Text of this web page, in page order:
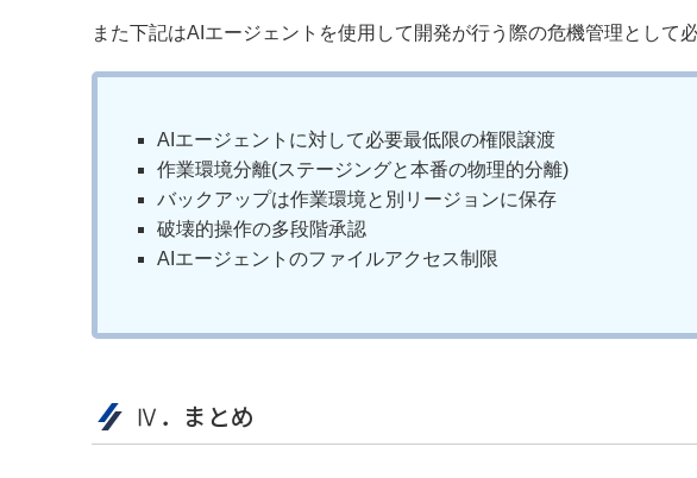
また下記はAIエージェントを使用して開発が行う際の危機管理として
AIエージェントに対して必要最低限の権限譲渡
作業環境分離(ステージングと本番の物理的分離)
バックアップは作業環境と別リージョンに保存
破壊的操作の多段階承認
AIエージェントのファイルアクセス制限
Ⅳ．まとめ